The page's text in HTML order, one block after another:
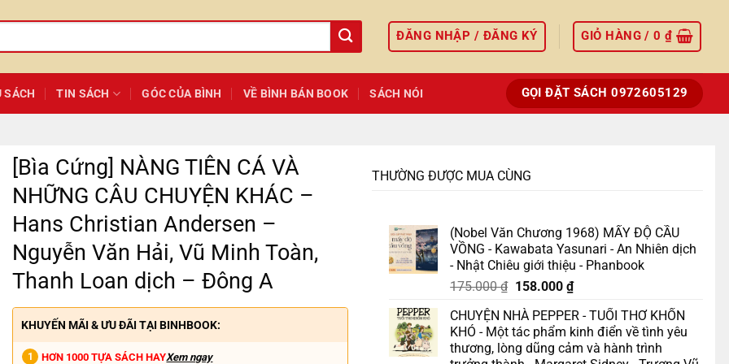
ĐĂNG NHẬP / ĐĂNG KÝ GIỎ HÀNG /0₫
SÁCH TIN SÁCH GÓC CỦA BÌNH VỀ BÌNH BÁN BOOK SÁCH NÓI GỌI ĐẶT SÁCH 0972605129
[Bìa Cứng] NÀNG TIÊN CÁ VÀ
NHỮNG CÂU CHUYỆN KHÁC –
Hans Christian Andersen –
Nguyễn Văn Hải, Vũ Minh Toàn,
Thanh Loan dịch – Đông A
KHUYẾN MÃI & ƯU ĐÃI TẠI BINHBOOK:
HƠN 1000 TỰA SÁCH HAYXem ngay
THƯỜNG ĐƯỢC MUA CÙNG
(Nobel Văn Chương 1968) MẤY ĐỘ CẦU
VỒNG - Kawabata Yasunari - An Nhiên dịch
- Nhật Chiêu giới thiệu - Phanbook
175.000₫ Giá
là:
175.000 ₫.
158.000 ₫Giá
tại
là:
158.000 ₫.
CHUYỆN NHÀ PEPPER - TUỔI THƠ KHỐN
KHÓ - Một tác phẩm kinh điển về tình yêu
thương, lòng dũng cảm và hành trình